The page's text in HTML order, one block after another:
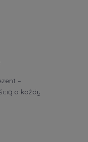
–
o każdy